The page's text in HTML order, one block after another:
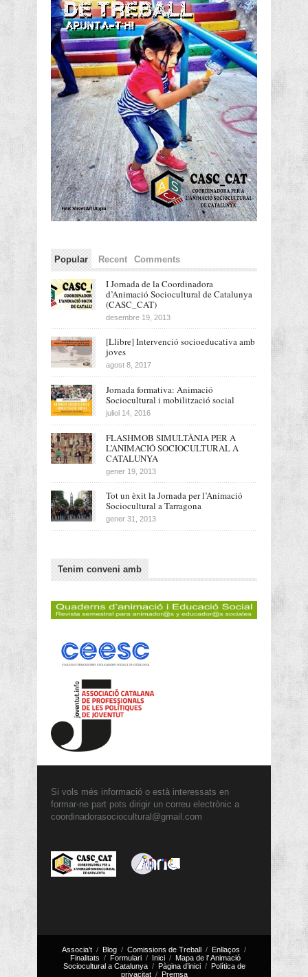
Popular Recent Comments
I Jornada de la Coordinadora
d’Animació Sociocultural de Catalunya
(CASC_CAT)
desembre 19, 2013
[Llibre] Intervenció socioeducativa amb
joves
agost 8, 2017
Jornada formativa: Animació
Sociocultural i mobilització social
juliol 14, 2016
FLASHMOB SIMULTÀNIA PER A
L’ANIMACIÓ SOCIOCULTURAL A
CATALUNYA
gener 19, 2013
Tot un èxit la Jornada per l’Animació
Sociocultural a Tarragona
gener 31, 2013
Tenim conveni amb
Si vols més informació o està interessats en
formar-ne part pots dirigir un correu electrònic a
coordinadorasociocultural@gmail.com
Associa’t Blog Comissions de Treball
Enllaços
Finalitats
Formulari Inici
Mapa de l’ Animació
Sociocultural a Catalunya
Pàgina d’inici
Política de
privacitat
Premsa